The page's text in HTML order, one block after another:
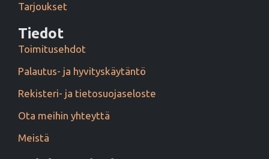
Tarjoukset
Tiedot
Toimitusehdot
Palautus- ja hyvityskäytäntö
Rekisteri- ja tietosuojaseloste
Ota meihin yhteyttä
Meistä